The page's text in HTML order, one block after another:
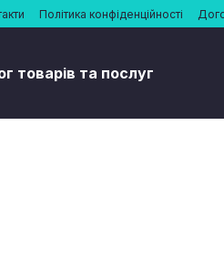
Політика конфіденційності
товарів та послуг